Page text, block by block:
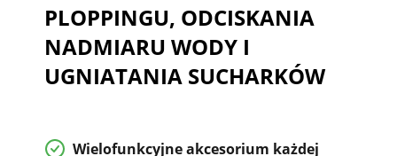
PLOPPINGU, ODCISKANIA
NADMIARU WODY I
UGNIATANIA SUCHARKÓW
Wielofunkcyjne akcesorium każdej